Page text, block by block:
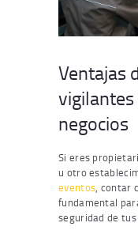
Ventajas
vigilantes
negocios
Si eres
u otro
eventos , contar
fundamental
seguridad de